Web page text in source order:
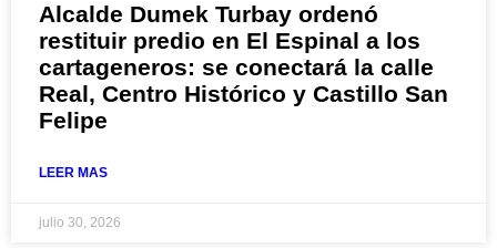
Alcalde Dumek Turbay ordenó
restituir predio en El Espinal a los
cartageneros: se conectará la calle
Real, Centro Histórico y Castillo San
Felipe
LEER MAS
julio 30, 2026